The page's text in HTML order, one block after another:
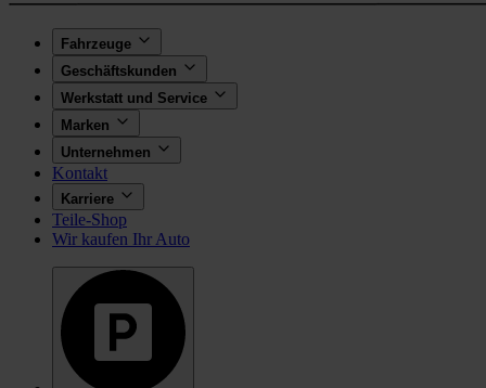
Fahrzeuge
Geschäftskunden
Werkstatt und Service
Marken
Unternehmen
Kontakt
Karriere
Teile-Shop
Wir kaufen Ihr Auto